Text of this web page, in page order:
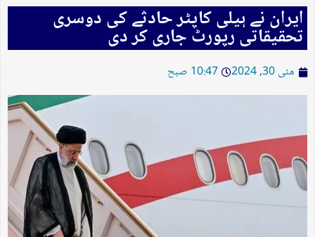
ایران نے ہیلی کاپٹر حادثے کی دوسری
تحقیقاتی رپورٹ جاری کر دی
مئی 30, 2024 10:47 صبح